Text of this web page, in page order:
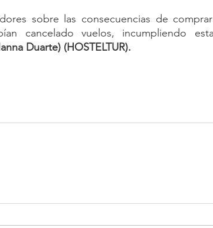
sobre las consecuencias de
cancelado vuelos, incumpliendo
Duarte) (HOSTELTUR).